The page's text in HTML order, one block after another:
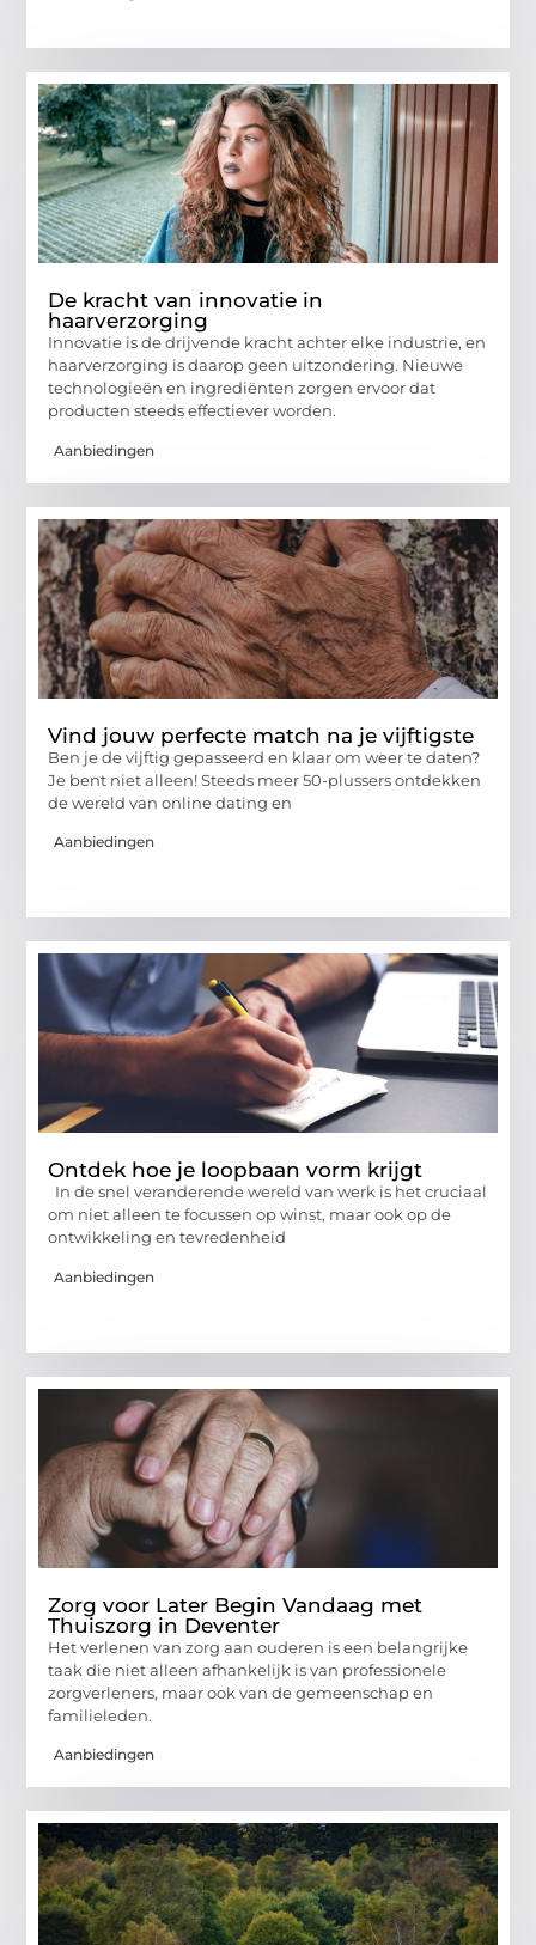
De kracht van innovatie in
haarverzorging
Innovatie is de drijvende kracht achter elke industrie, en
haarverzorging is daarop geen uitzondering. Nieuwe
technologieën en ingrediënten zorgen ervoor dat
producten steeds effectiever worden.
Aanbiedingen
Vind jouw perfecte match na je vijftigste
Ben je de vijftig gepasseerd en klaar om weer te daten?
Je bent niet alleen! Steeds meer 50-plussers ontdekken
de wereld van online dating en
Aanbiedingen
Ontdek hoe je loopbaan vorm krijgt
In de snel veranderende wereld van werk is het cruciaal
om niet alleen te focussen op winst, maar ook op de
ontwikkeling en tevredenheid
Aanbiedingen
Zorg voor Later Begin Vandaag met
Thuiszorg in Deventer
Het verlenen van zorg aan ouderen is een belangrijke
taak die niet alleen afhankelijk is van professionele
zorgverleners, maar ook van de gemeenschap en
familieleden.
Aanbiedingen